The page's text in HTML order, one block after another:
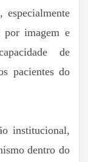
especialmente
por imagem e
de
pacientes do
institucional,
dentro do